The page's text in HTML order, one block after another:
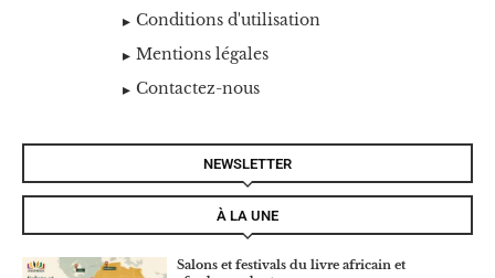
Conditions d'utilisation
Mentions légales
Contactez-nous
NEWSLETTER
À LA UNE
Salons et festivals du livre africain et